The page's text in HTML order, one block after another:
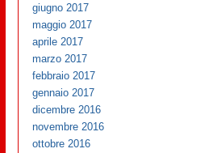
giugno 2017
maggio 2017
aprile 2017
marzo 2017
febbraio 2017
gennaio 2017
dicembre 2016
novembre 2016
ottobre 2016